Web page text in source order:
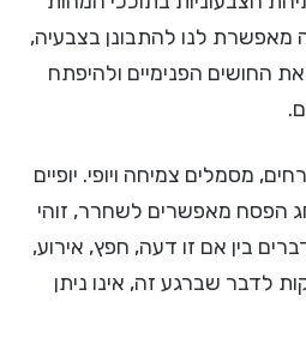
מאפשרת לנו להתבונן בצבעיה,
את החושים הפנימיים ולהיפתח
מסמלים צמיחה ויופי. יופיים
הפסח מאפשרים לשחרר, זוהי
בין אם זו דעה, חפץ, אירוע,
לדבר שברגע זה, אינו ניתן